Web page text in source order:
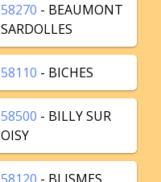
58270 - BEAUMONT
SARDOLLES
58110 - BICHES
58500 - BILLY SUR
OISY